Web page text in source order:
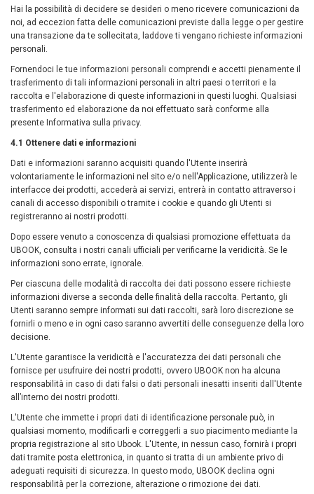
Hai la possibilità di decidere se desideri o meno ricevere comunicazioni da
noi, ad eccezion fatta delle comunicazioni previste dalla legge o per gestire
una transazione da te sollecitata, laddove ti vengano richieste informazioni
personali.
Fornendoci le tue informazioni personali comprendi e accetti pienamente il
trasferimento di tali informazioni personali in altri paesi o territori e la
raccolta e l'elaborazione di queste informazioni in questi luoghi. Qualsiasi
trasferimento ed elaborazione da noi effettuato sarà conforme alla
presente Informativa sulla privacy.
4.1 Ottenere dati e informazioni
Dati e informazioni saranno acquisiti quando l'Utente inserirà
volontariamente le informazioni nel sito e/o nell'Applicazione, utilizzerà le
interfacce dei prodotti, accederà ai servizi, entrerà in contatto attraverso i
canali di accesso disponibili o tramite i cookie e quando gli Utenti si
registreranno ai nostri prodotti.
Dopo essere venuto a conoscenza di qualsiasi promozione effettuata da
UBOOK, consulta i nostri canali ufficiali per verificarne la veridicità. Se le
informazioni sono errate, ignorale.
Per ciascuna delle modalità di raccolta dei dati possono essere richieste
informazioni diverse a seconda delle finalità della raccolta. Pertanto, gli
Utenti saranno sempre informati sui dati raccolti, sarà loro discrezione se
fornirli o meno e in ogni caso saranno avvertiti delle conseguenze della loro
decisione.
L'Utente garantisce la veridicità e l'accuratezza dei dati personali che
fornisce per usufruire dei nostri prodotti, ovvero UBOOK non ha alcuna
responsabilità in caso di dati falsi o dati personali inesatti inseriti dall'Utente
all’interno dei nostri prodotti.
L'Utente che immette i propri dati di identificazione personale può, in
qualsiasi momento, modificarli e correggerli a suo piacimento mediante la
propria registrazione al sito Ubook. L'Utente, in nessun caso, fornirà i propri
dati tramite posta elettronica, in quanto si tratta di un ambiente privo di
adeguati requisiti di sicurezza. In questo modo, UBOOK declina ogni
responsabilità per la correzione, alterazione o rimozione dei dati.